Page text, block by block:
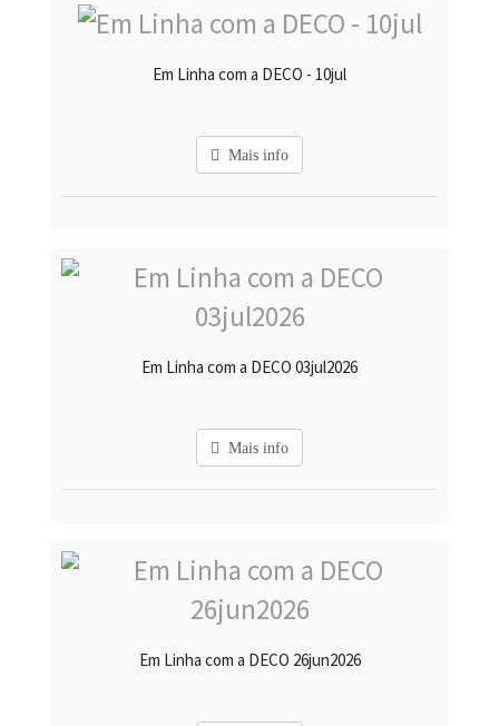
Em Linha com a DECO - 10jul
Mais info
Em Linha com a DECO 03jul2026
Mais info
Em Linha com a DECO 26jun2026